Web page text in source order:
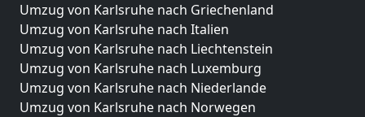
Umzug von Karlsruhe nach Griechenland
Umzug von Karlsruhe nach Italien
Umzug von Karlsruhe nach Liechtenstein
Umzug von Karlsruhe nach Luxemburg
Umzug von Karlsruhe nach Niederlande
Umzug von Karlsruhe nach Norwegen